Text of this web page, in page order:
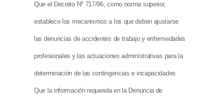
Que el Decreto Nº 717/96, como norma superior,
establece los mecanismos a los que deben ajustarse
las denuncias de accidentes de trabajo y enfermedades
profesionales y las actuaciones administrativas para la
determinación de las contingencias e incapacidades .
Que la información requerida en la Denuncia de